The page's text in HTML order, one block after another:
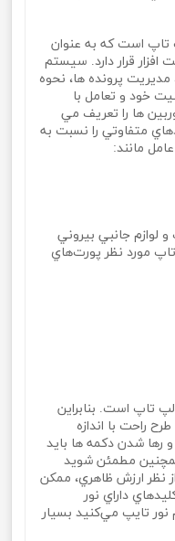
تاپ است که به عنوان
افزار قرار دارد. سيستم
پرونده ها، نحوه
خود و تعامل با
ها را تعريف مي‌
متفاوتي را نسبت به
مانند:
لوازم جانبي بيروني
مورد نظر پورت‌هاي
تاپ است. بنابراين
راحت با اندازه
رها شدن دکمه‌ ها بايد
مطمئن شويد
نظر ارزش ظاهري، ممکن
داراي نور
تايپ مي‌کنيد بسيار